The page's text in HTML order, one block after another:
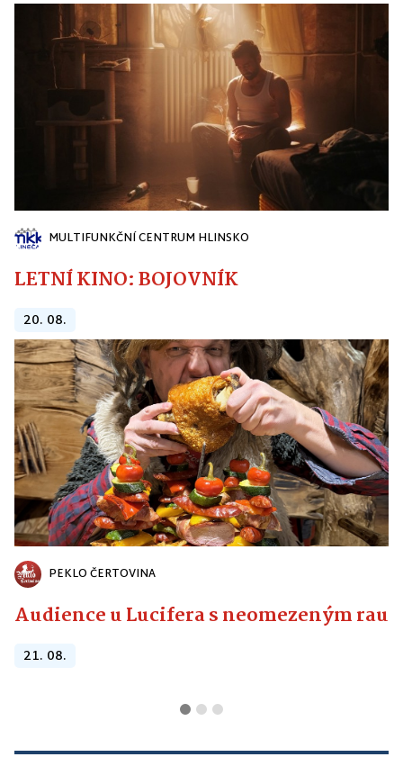
MULTIFUNKČNÍ CENTRUM HLINSKO
LETNÍ KINO: BOJOVNÍK
20. 08.
PEKLO ČERTOVINA
Audience u Lucifera s neomezeným
21. 08.